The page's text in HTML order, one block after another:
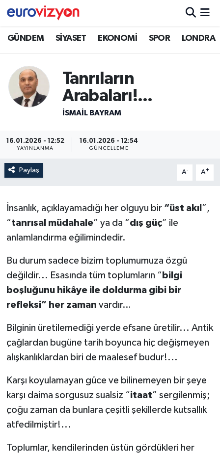
GÜNDEM SİYASET EKONOMİ SPOR LONDRA
Tanrıların
Arabaları!...
İSMAİL BAYRAM
16.01.2026 - 12:52
YAYINLANMA
16.01.2026 - 12:54
GÜNCELLEME
Paylaş A- A+
İnsanlık, açıklayamadığı her olguyu bir “üst akıl ”,
“tanrısal müdahale” ya da “dış güç” ile
anlamlandırma eğilimindedir.
Bu durum sadece bizim toplumumuza özgü
değildir... Esasında tüm toplumların “ bilgi
boşluğunu hikâye ile doldurma gibi bir
refleksi” her zaman vardır…
Bilginin üretilemediği yerde efsane üretilir... Antik
çağlardan bugüne tarih boyunca hiç değişmeyen
alışkanlıklardan biri de maalesef budur!...
Karşı koyulamayan güce ve bilinemeyen bir şeye
karşı daima sorgusuz sualsiz “itaat” sergilenmiş;
çoğu zaman da bunlara çeşitli şekillerde kutsallık
atfedilmiştir!...
Toplumlar, kendilerinden üstün gördükleri her